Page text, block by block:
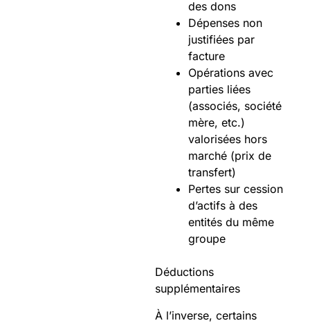
des dons
Dépenses non
justifiées par
facture
Opérations avec
parties liées
(associés, société
mère, etc.)
valorisées hors
marché (prix de
transfert)
Pertes sur cession
d’actifs à des
entités du même
groupe
Déductions
supplémentaires
À l’inverse, certains